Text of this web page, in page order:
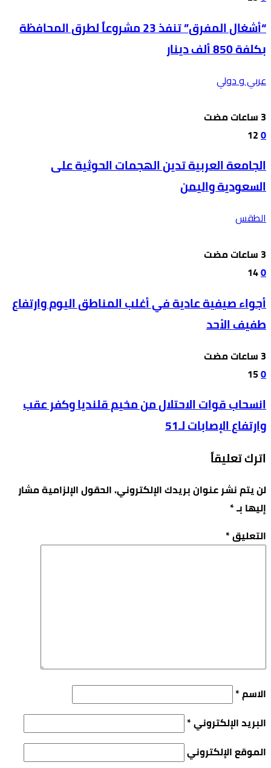
“أشغال المفرق” تنفذ 23 مشروعاً لطرق المحافظة
بكلفة 850 ألف دينار
عربي و دولي
0
12
الجامعة العربية تدين الهجمات الحوثية على
السعودية واليمن
الطقس
0
14
أجواء صيفية عادية في أغلب المناطق اليوم وارتفاع
طفيف الأحد
0
15
انسحاب قوات الاحتلال من مخيم قلنديا وكفر عقب
وارتفاع الإصابات لـ51
اترك تعليقاً
لن يتم نشر عنوان بريدك الإلكتروني.الحقول الإلزامية مشار
إليها بـ*
التعليق*
الاسم*
البريد الإلكتروني*
الموقع الإلكتروني